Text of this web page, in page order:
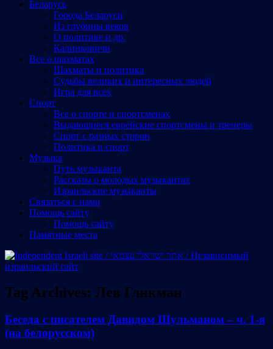
Беларусь
Города Беларуси
Из глубины веков
О политике и др.
Калинковичи
Все о шахматах
Шахматы и политика
Судьбы великих и интересных людей
Игра для всех
Спорт
Все о спорте и спортсменах
Выдающиеся еврейские спортсмены и тренеры
Спорт с разных сторон
Политика и спорт
Музыка
Путь музыканта
Рассказы о молодых музыкантах
Израильские музыканты
Cвязаться с нами
Помощь сайту
Помощь сайту
Памятные места
Tag Archives: Лев Гликман
Беседа с писателем Давидом Шульманом – ч. 1-я
(на белорусском)